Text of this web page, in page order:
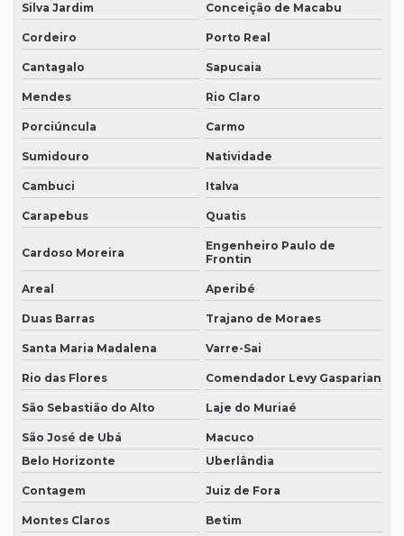
Silva Jardim Conceição de Macabu
Cordeiro Porto Real
Cantagalo Sapucaia
Mendes Rio Claro
Porciúncula Carmo
Sumidouro Natividade
Cambuci Italva
Carapebus Quatis
Cardoso Moreira
Engenheiro Paulo de
Frontin
Areal Aperibé
Duas Barras Trajano de Moraes
Santa Maria Madalena Varre-Sai
Rio das Flores Comendador Levy Gasparian
São Sebastião do Alto Laje do Muriaé
São José de Ubá
Macuco
Belo Horizonte
Uberlândia
Contagem Juiz de Fora
Montes Claros Betim